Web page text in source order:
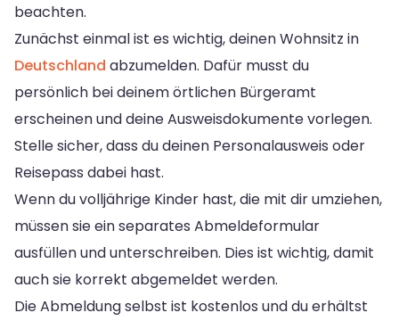
beachten.
Zunächst einmal ist es wichtig, deinen Wohnsitz in
Deutschland abzumelden. Dafür musst du
persönlich bei deinem örtlichen Bürgeramt
erscheinen und deine Ausweisdokumente vorlegen.
Stelle sicher, dass du deinen Personalausweis oder
Reisepass dabei hast.
Wenn du volljährige Kinder hast, die mit dir umziehen,
müssen sie ein separates Abmeldeformular
ausfüllen und unterschreiben. Dies ist wichtig, damit
auch sie korrekt abgemeldet werden.
Die Abmeldung selbst ist kostenlos und du erhältst